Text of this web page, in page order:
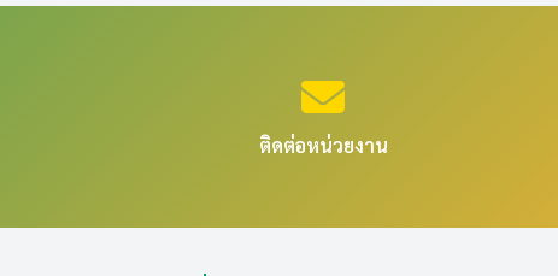
ติดต่อหน่วยงาน